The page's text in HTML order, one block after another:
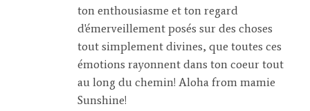
ton enthousiasme et ton regard
d'émerveillement posés sur des choses
tout simplement divines, que toutes ces
émotions rayonnent dans ton coeur tout
au long du chemin! Aloha from mamie
Sunshine!